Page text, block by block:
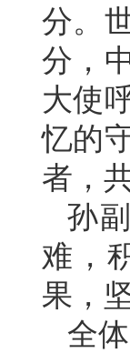
分。
分，
大使
忆的
者，
孙
难，
果，
全